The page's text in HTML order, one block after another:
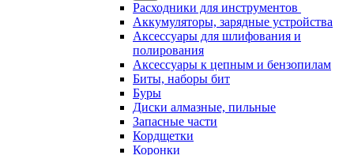
Расходники для инструментов
Аккумуляторы, зарядные устройства
Аксессуары для шлифования и
полирования
Аксессуары к цепным и бензопилам
Биты, наборы бит
Буры
Диски алмазные, пильные
Запасные части
Кордщетки
Коронки